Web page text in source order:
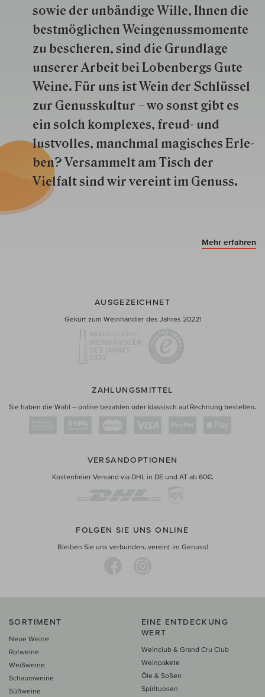
so­wie der un­bän­dige Wille, Ihnen die
best­mög­lich­en Wein­genuss­momente
zu besche­ren, sind die Grund­lage
unserer Arbeit bei Lobenbergs Gute
Weine. Für uns ist Wein der Schlüs­sel
zur Genuss­kultur – wo sonst gibt es
ein solch kom­plexes, freud- und
lustvolles, manchmal ma­gisch­es Er­le­
ben? Versammelt am Tisch der
Vielfalt sind wir ver­eint im Genuss.
Mehr erfahren
AUSGEZEICHNET
Gekürt zum Weinhändler des Jahres 2022!
ZAHLUNGSMITTEL
Sie haben die Wahl – online bezahlen oder klassisch auf Rechnung bestellen.
VERSANDOPTIONEN
Kostenfreier Versand via DHL in DE und AT ab 60€.
FOLGEN SIE UNS ONLINE
Bleiben Sie uns verbunden, vereint im Genuss!
SORTIMENT
Neue Weine
Rotweine
Weißweine
Schaumweine
Süßweine
EINE ENTDECKUNG
WERT
Weinclub & Grand Cru Club
Weinpakete
Öle & Soßen
Spirituosen